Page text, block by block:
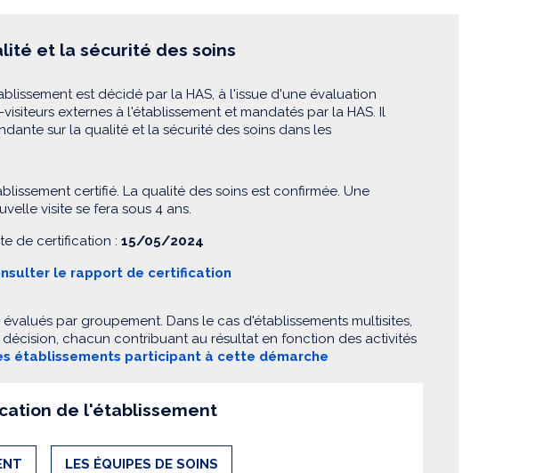
et la sécurité des soins
est décidé par la HAS, à l'issue d'une évaluation
externes à l'établissement et mandatés par la HAS. Il
sur la qualité et la sécurité des soins dans les
certifié. La qualité des soins est confirmée. Une
visite se fera sous 4 ans.
de certification : 15/05/2024
le rapport de certification
par groupement. Dans le cas d'établissements multisites,
chacun contribuant au résultat en fonction des activités
établissements participant à cette démarche
de l'établissement
LES ÉQUIPES DE SOINS